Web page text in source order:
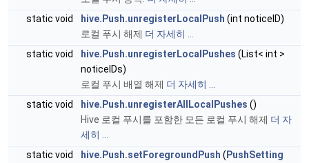
static void
hive.Push.unregisterLocalPush (int noticeID)
로컬 푸시 해제 더 자세히 ...
static void
hive.Push.unregisterLocalPushes (List< int >
noticeIDs)
로컬 푸시 배열 해제 더 자세히 ...
static void
hive.Push.unregisterAllLocalPushes ()
Hive 로컬 푸시를 포함한 모든 로컬 푸시 해제 더 자
세히 ...
static void
hive.Push.setForegroundPush (PushSetting